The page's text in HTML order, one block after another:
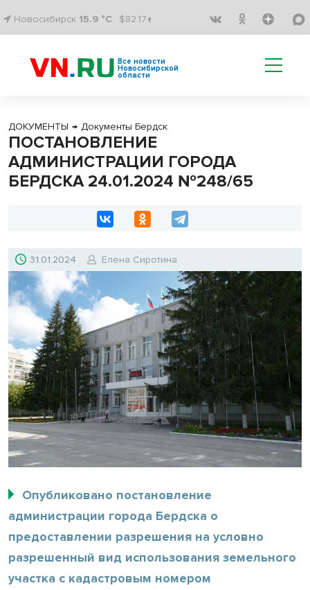
Новосибирск 15.9 °C $82.17↑
Все новости
Новосибирской
области
ДОКУМЕНТЫ → Документы Бердск
ПОСТАНОВЛЕНИЕ
АДМИНИСТРАЦИИ ГОРОДА
БЕРДСКА 24.01.2024 №248/65
31.01.2024 Елена Сиротина
Опубликовано постановление
администрации города Бердска о
предоставлении разрешения на условно
разрешенный вид использования земельного
участка с кадастровым номером